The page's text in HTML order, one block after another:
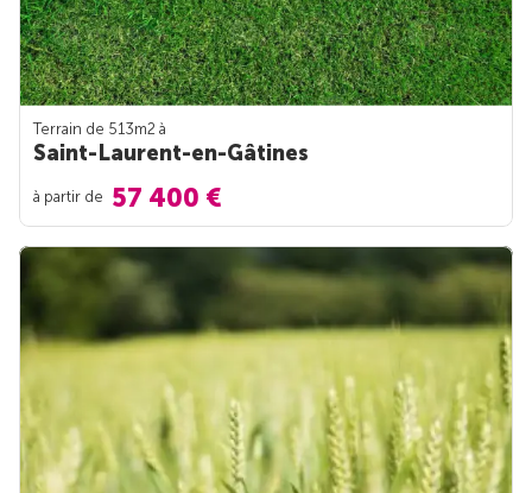
Terrain de 513m2 à
Saint-Laurent-en-Gâtines
à partir de 57 400 €